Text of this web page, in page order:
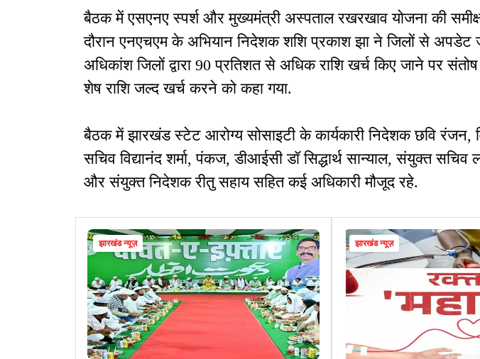
बैठक में एसएनए स्पर्श और मुख्यमंत्री अस्पताल रखरखाव योजना की
दौरान एनएचएम के अभियान निदेशक शशि प्रकाश झा ने जिलों से अपडेट
अधिकांश जिलों द्वारा 90 प्रतिशत से अधिक राशि खर्च किए जाने पर
शेष राशि जल्द खर्च करने को कहा गया.
बैठक में झारखंड स्टेट आरोग्य सोसाइटी के कार्यकारी निदेशक छवि रंजन,
सचिव विद्यानंद शर्मा, पंकज, डीआईसी डॉ सिद्धार्थ सान्याल, संयुक्त सचिव
और संयुक्त निदेशक रीतु सहाय सहित कई अधिकारी मौजूद रहे.
झारखंड न्यूज़ झारखंड न्यूज़